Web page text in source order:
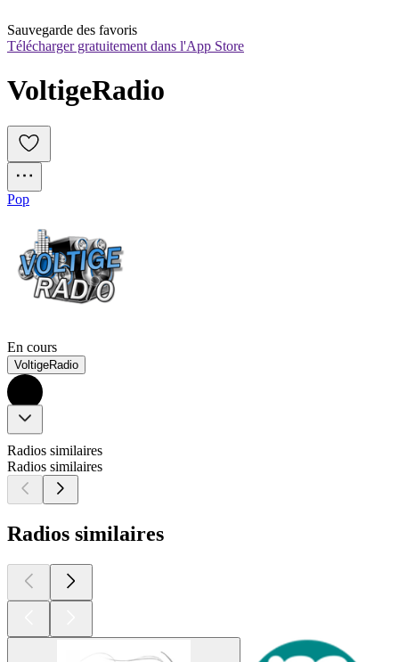
Sauvegarde des favoris
Télécharger gratuitement dans l'App Store
VoltigeRadio
Pop
En cours
VoltigeRadio
Radios similaires
Radios similaires
Radios similaires